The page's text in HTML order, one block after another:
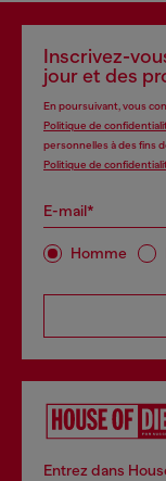
Inscrivez-
jour et des
En poursuivant, vous
Politique de
personnelles à des fins
Politique de
E-mail*
Homme
Entrez dans